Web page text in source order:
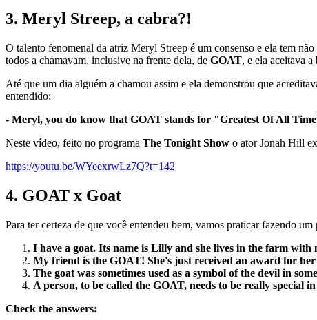
3. Meryl Streep, a cabra?!
O talento fenomenal da atriz Meryl Streep é um consenso e ela tem
todos a chamavam, inclusive na frente dela, de GOAT, e ela aceitava
Até que um dia alguém a chamou assim e ela demonstrou que
entendido:
- Meryl, you do know that GOAT stands for "Greatest Of All
Neste vídeo, feito no programa The Tonight Show o ator Jonah Hill
https://youtu.be/WYeexrwLz7Q?t=142
4. GOAT x Goat
Para ter certeza de que você entendeu bem, vamos praticar fazendo
I have a goat. Its name is Lilly and she lives in the farm with
My friend is the GOAT! She's just received an award for
The goat was sometimes used as a symbol of the devil in
A person, to be called the GOAT, needs to be really special
Check the answers: